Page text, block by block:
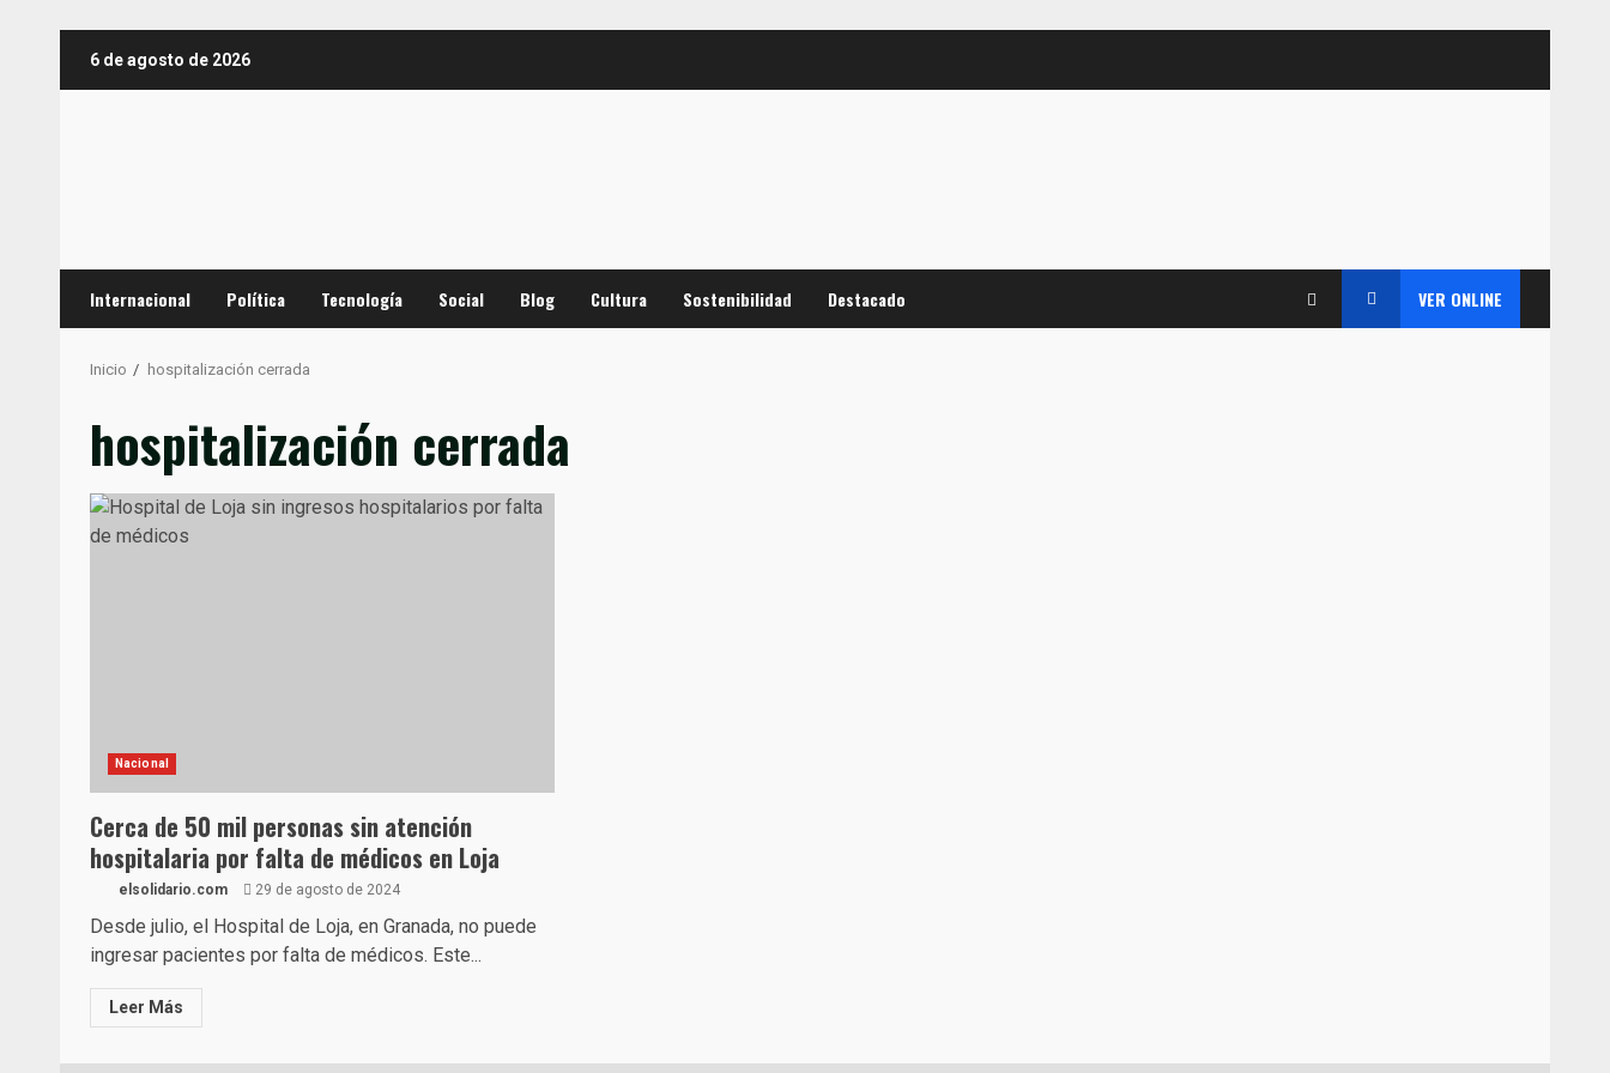
6 de agosto de 2026
Internacional Política Tecnología Social Blog Cultura Sostenibilidad Destacado VER ONLINE
Inicio hospitalización cerrada
hospitalización cerrada
Nacional
Cerca de 50 mil personas sin atención
hospitalaria por falta de médicos en Loja
elsolidario.com 29 de agosto de 2024
Desde julio, el Hospital de Loja, en Granada, no puede
ingresar pacientes por falta de médicos. Este...
Leer Más